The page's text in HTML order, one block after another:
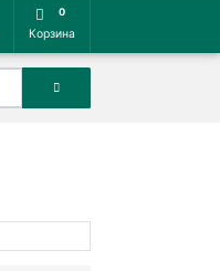
0
Корзина